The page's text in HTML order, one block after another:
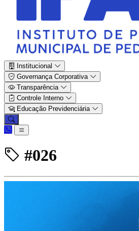
Institucional
Governança Corporativa
Transparência
Controle Interno
Educação Previdenciária
#026